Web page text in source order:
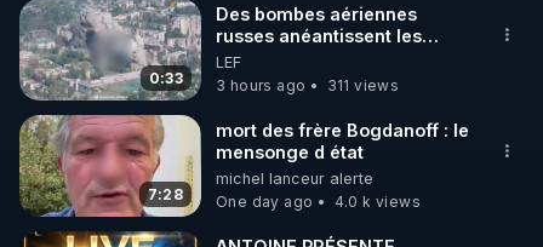
Toutes les vidéos Youtube sont aussi sur la
http://rgnr.li/odysee
🌱 LES STAGES EN PRÉSENTIEL
http://rgnr.li/stages
0:33
Des bombes aériennes
russes anéantissent les
centres de contrôle de
drones de 3 brigades
ukrainienne
LEF
3 hours ago
311 views
7:28
mort des frère Bogdanoff : le
mensonge d état
michel lanceur alerte
One day ago
4.0 k views